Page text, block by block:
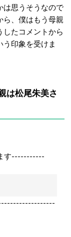
は思うそうなので
ら、僕はもう母親
したコメントから
印象を受けま
は松尾朱美さ
す-----------